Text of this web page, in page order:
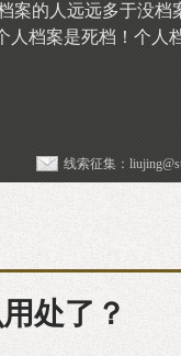
案的人远远多于没档
人档案是死档！个人
线索征集：
处了？